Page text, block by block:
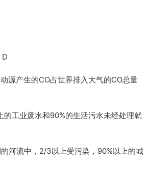
D
源产生的CO占世界排入大气的CO总量
的工业废水和90%的生活污水未经处理就
河流中，2/3以上受污染，90%以上的城